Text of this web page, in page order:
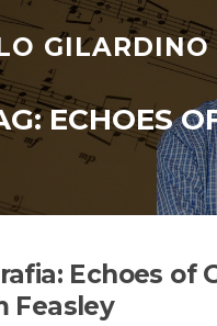
GILARDINO
ECHOES
Echoes of
Feasley